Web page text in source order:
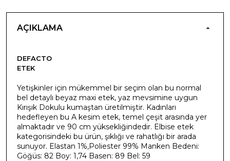
AÇIKLAMA
DEFACTO
ETEK
Yetişkinler için mükemmel bir seçim olan bu normal
bel detaylı beyaz maxi etek, yaz mevsimine uygun
Kırışık Dokulu kumaştan üretilmiştir. Kadınları
hedefleyen bu A kesim etek, temel çeşit arasında yer
almaktadır ve 90 cm yüksekliğindedir. Elbise etek
kategorisindeki bu ürün, şıklığı ve rahatlığı bir arada
sunuyor. Elastan 1%,Poliester 99% Manken Bedeni:
Göğüs: 82 Boy: 1,74 Basen: 89 Bel: 59